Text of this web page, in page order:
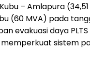
– Amlapura
(60 MVA) pada
evakuasi daya PLTS
sistem